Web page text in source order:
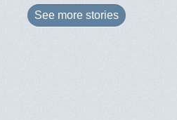
See more stories